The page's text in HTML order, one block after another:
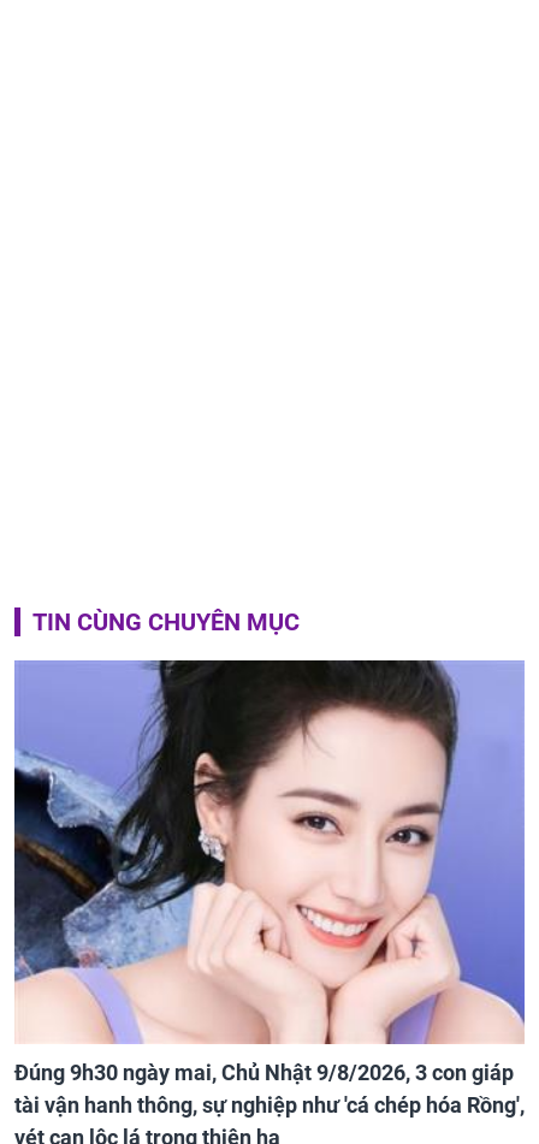
TIN CÙNG CHUYÊN MỤC
Đúng 9h30 ngày mai, Chủ Nhật 9/8/2026, 3 con giáp
tài vận hanh thông, sự nghiệp như 'cá chép hóa Rồng',
vét cạn lộc lá trong thiên hạ